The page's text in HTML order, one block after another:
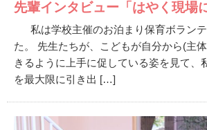
先輩インタビュー「はやく現場
私は学校主催のお泊まり保育ボランテ
た。 先生たちが、こどもが自分から(主
きるように上手に促している姿を見て、
を最大限に引き出 […]